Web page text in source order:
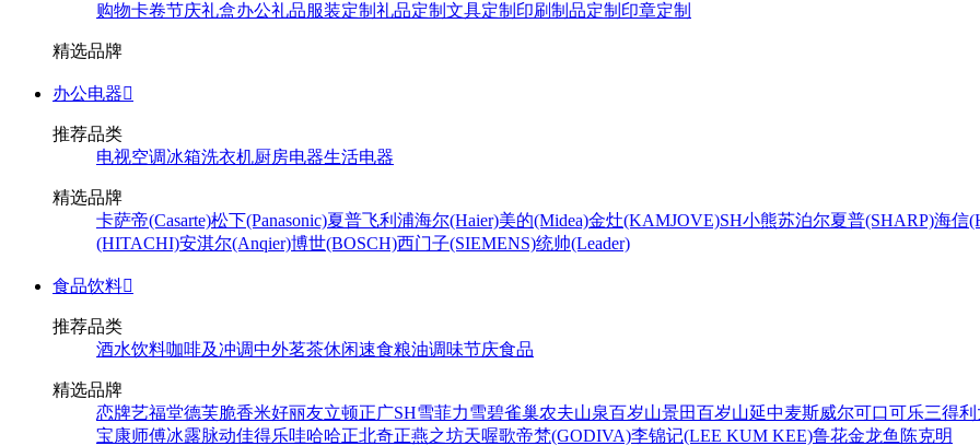
购物卡卷节庆礼盒办公礼品服装定制 礼品定制 文具定制 印刷制品定制 印章定制
精选品牌
办公电器
推荐品类
电视空调冰箱洗衣机厨房电器生活电器
精选品牌
卡萨帝(Casarte)松下(Panasonic)夏普飞利浦海尔(Haier)美的(Midea)金灶(KAMJOVE)SH小熊苏泊尔夏普(SHARP)海信
(HITACHI)安淇尔(Anqier)博世(BOSCH)西门子(SIEMENS)统帅(Leader)
食品饮料
推荐品类
酒水饮料咖啡及冲调中外茗茶休闲速食粮油调味节庆食品
精选品牌
恋牌艺福堂德芙脆香米好丽友立顿正广SH雪菲力雪碧雀巢农夫山泉百岁山景田百岁山延中麦斯威尔可口可乐三得利
宝康师傅冰露脉动佳得乐哇哈哈正北奇正燕之坊天喔歌帝梵(GODIVA)李锦记(LEE KUM KEE)鲁花金龙鱼 陈克明